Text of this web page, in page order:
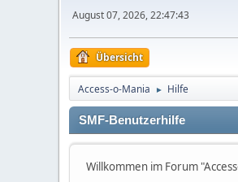
August 07, 2026, 22:47:43
Übersicht
Access-o-Mania ► Hilfe
SMF-Benutzerhilfe
Willkommen im Forum